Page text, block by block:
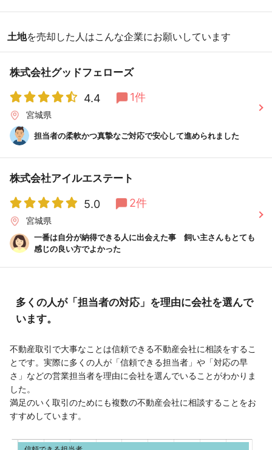
土地を売却した人はこんな企業にお願いしています
株式会社グッドフェローズ
4.4 1件
宮城県
担当者の柔軟かつ真摯なご対応で安心して進められました
株式会社アイルエステート
5.0 2件
宮城県
一番は自分が納得できる人に出会えた事 飼い主さんもとても
感じの良い方でよかった
多くの人が「担当者の対応」を理由に会社を選んで
います。
不動産取引で大事なことは信頼できる不動産会社に相談をするこ
とです。実際に多くの人が「信頼できる担当者」や「対応の早
さ」などの営業担当者を理由に会社を選んでいることがわかりま
した。
満足のいく取引のためにも複数の不動産会社に相談することをお
すすめしています。